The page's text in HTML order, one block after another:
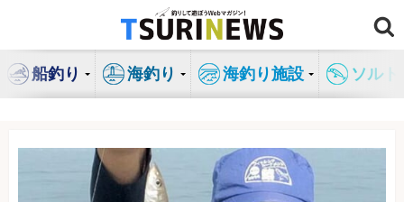
ン
船釣り 海釣り 海釣り施設 ソル